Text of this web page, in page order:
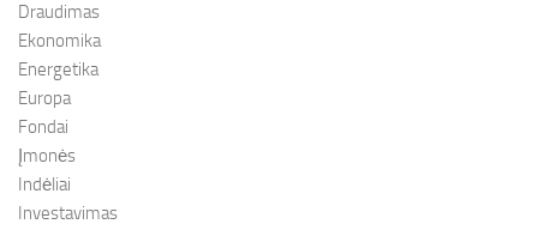
Draudimas
Ekonomika
Energetika
Europa
Fondai
Įmonės
Indėliai
Investavimas